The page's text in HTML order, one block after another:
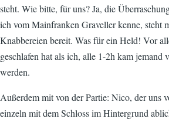
steht. Wie bitte, für uns? Ja, die
ich vom Mainfranken Graveller kenne, steht
Knabbereien bereit. Was für ein Held! Vor
geschlafen hat als ich, alle 1-2h kam jemand
werden.
Außerdem mit von der Partie: Nico, der uns
einzeln mit dem Schloss im Hintergrund